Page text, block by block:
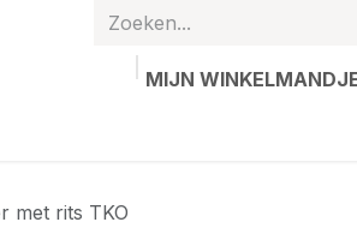
MIJN
met rits TKO